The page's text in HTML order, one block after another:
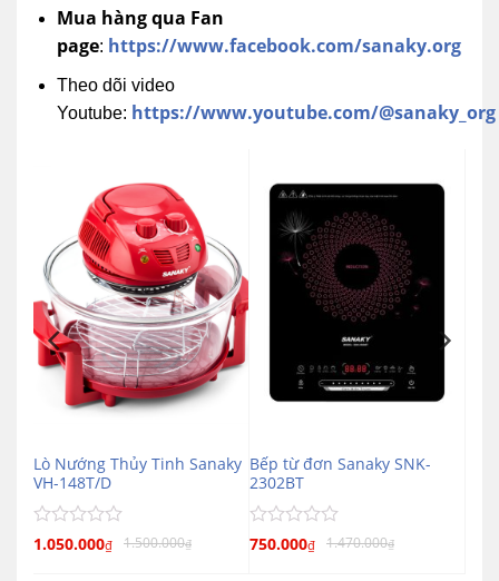
Mua hàng qua Fan
page: https://www.facebook.com/sanaky.org
Theo dõi video
Youtube: https://www.youtube.com/@sanaky_org
Lò Nướng Thủy Tinh Sanaky
VH-148T/D
Được
1.050.000₫ 1.500.000₫
Bếp từ đơn Sanaky SNK-
2302BT
Được
750.000₫ 1.470.000₫